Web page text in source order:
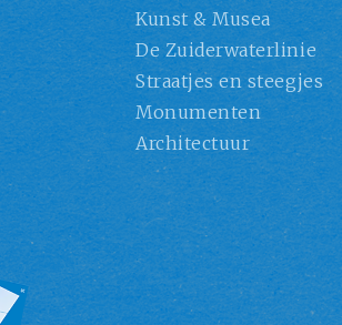
Kunst & Musea
De Zuiderwaterlinie
Straatjes en steegjes
Monumenten
Architectuur